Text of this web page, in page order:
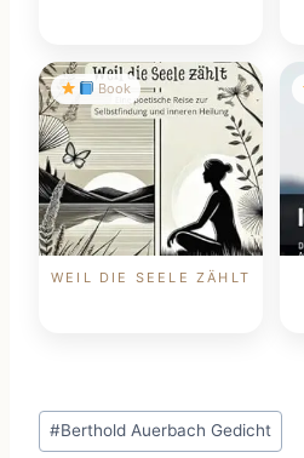
Book
WEIL DIE SEELE ZÄHLT
Schlagworte:
#Berthold Auerbach Gedicht